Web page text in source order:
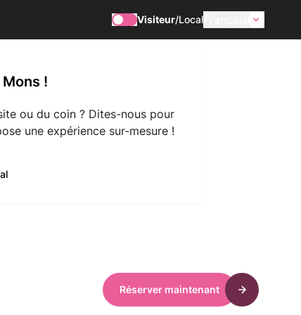
Visiteur/Local
!
ou du coin ? Dites-nous pour
une expérience sur-mesure !
Réserver maintenant